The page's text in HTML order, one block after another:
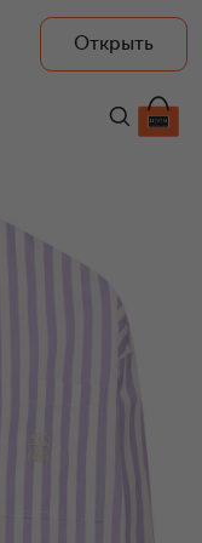
Открыть
137 000 ₽